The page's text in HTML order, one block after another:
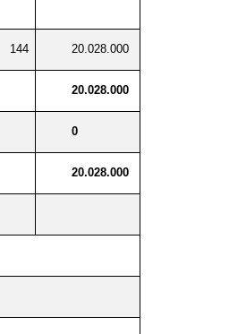
144 20.028.000
20.028.000
0
20.028.000